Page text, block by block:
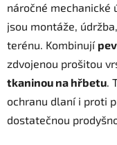
náročné mechanické
jsou montáže,
terénu. Kombinují
zdvojenou prošitou
tkaninou na hřbetu.
ochranu dlaní i proti
dostatečnou